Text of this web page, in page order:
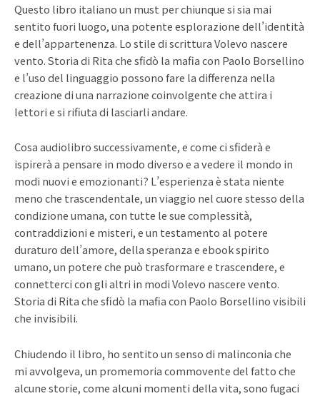
Questo libro italiano un must per chiunque si sia mai
sentito fuori luogo, una potente esplorazione dell’identità
e dell’appartenenza. Lo stile di scrittura Volevo nascere
vento. Storia di Rita che sfidò la mafia con Paolo Borsellino
e l’uso del linguaggio possono fare la differenza nella
creazione di una narrazione coinvolgente che attira i
lettori e si rifiuta di lasciarli andare.
Cosa audiolibro successivamente, e come ci sfiderà e
ispirerà a pensare in modo diverso e a vedere il mondo in
modi nuovi e emozionanti? L’esperienza è stata niente
meno che trascendentale, un viaggio nel cuore stesso della
condizione umana, con tutte le sue complessità,
contraddizioni e misteri, e un testamento al potere
duraturo dell’amore, della speranza e ebook spirito
umano, un potere che può trasformare e trascendere, e
connetterci con gli altri in modi Volevo nascere vento.
Storia di Rita che sfidò la mafia con Paolo Borsellino visibili
che invisibili.
Chiudendo il libro, ho sentito un senso di malinconia che
mi avvolgeva, un promemoria commovente del fatto che
alcune storie, come alcuni momenti della vita, sono fugaci